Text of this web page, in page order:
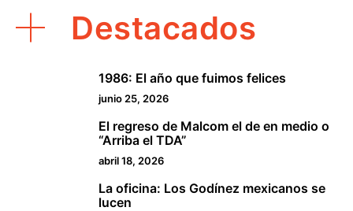
Destacados
1986: El año que fuimos felices
junio 25, 2026
El regreso de Malcom el de en medio o
“Arriba el TDA”
abril 18, 2026
La oficina: Los Godínez mexicanos se
lucen